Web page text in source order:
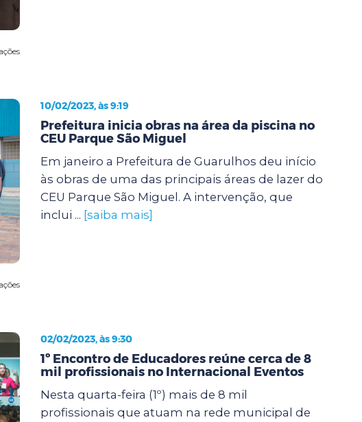
10/02/2023, às 9:19
Prefeitura inicia obras na área da piscina no
CEU Parque São Miguel
Em janeiro a Prefeitura de Guarulhos deu início
às obras de uma das principais áreas de lazer do
CEU Parque São Miguel. A intervenção, que
inclui ... [saiba mais]
02/02/2023, às 9:30
1º Encontro de Educadores reúne cerca de 8
mil profissionais no Internacional Eventos
Nesta quarta-feira (1º) mais de 8 mil
profissionais que atuam na rede municipal de